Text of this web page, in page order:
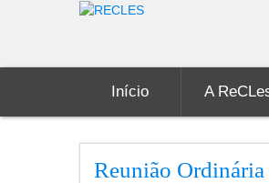
Início A
Reunião